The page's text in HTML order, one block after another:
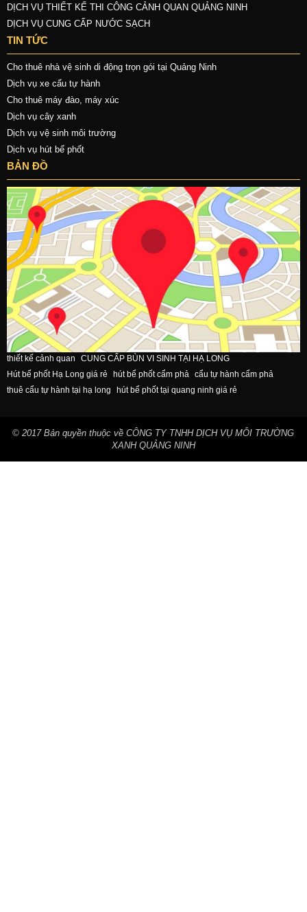
DỊCH VỤ THIẾT KẾ THI CÔNG CẢNH QUAN QUẢNG NINH
DỊCH VỤ CUNG CẤP NƯỚC SẠCH
TIN TỨC
Cho thuê nhà vệ sinh di động trọn gói tại Quảng Ninh
Dịch vụ xe cẩu tự hành
Cho thuê máy đào, máy xúc
Dịch vụ cây xanh
Dịch vụ vệ sinh môi trường
Dịch vụ hút bể phốt
BẢN ĐỒ
thiết kế cảnh quan
CUNG CẤP BÙN VI SINH TẠI HẠ LONG
Hút bể phốt Hạ Long giá rẻ
hút bể phốt cẩm phả
cẩu tự hành cẩm phả
thuê cẩu tự hành tại hạ long
hút bể phốt tại quang ninh giá rẻ
© 2017 Bản quyền thuộc về CÔNG TY TNHH DỊCH VỤ MÔI TRƯỜNG
XANH QUẢNG NINH